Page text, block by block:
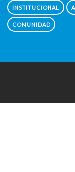
INSTITUCIONAL
COMUNIDAD